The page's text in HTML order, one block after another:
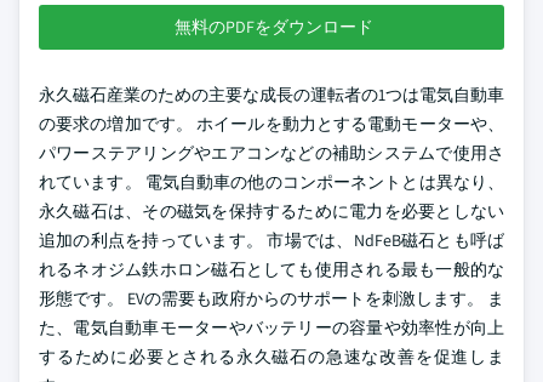
無料のPDFをダウンロード
永久磁石産業のための主要な成長の運転者の1つは電気自動車
の要求の増加です。 ホイールを動力とする電動モーターや、
パワーステアリングやエアコンなどの補助システムで使用さ
れています。 電気自動車の他のコンポーネントとは異なり、
永久磁石は、その磁気を保持するために電力を必要としない
追加の利点を持っています。 市場では、NdFeB磁石とも呼ば
れるネオジム鉄ホロン磁石としても使用される最も一般的な
形態です。 EVの需要も政府からのサポートを刺激します。 ま
た、電気自動車モーターやバッテリーの容量や効率性が向上
するために必要とされる永久磁石の急速な改善を促進しま